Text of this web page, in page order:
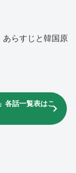
らすじと韓国原
各話一覧表はこ